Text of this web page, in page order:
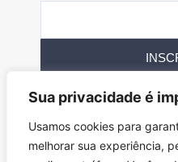
Sua privacidade é
Usamos cookies para
melhorar sua experiência,